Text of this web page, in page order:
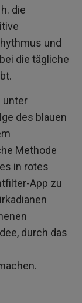
die
und
die tägliche
unter
des blauen
Methode
in rotes
App zu
durch das